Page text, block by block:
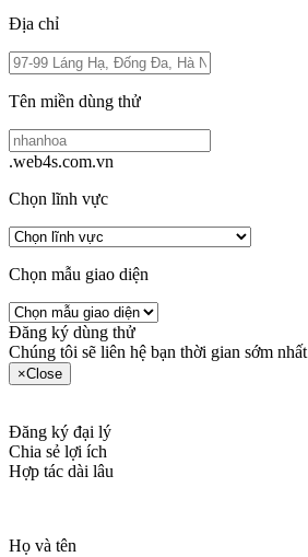
Địa chỉ
Tên miền dùng thử
.web4s.com.vn
Chọn lĩnh vực
Chọn mẫu giao diện
Đăng ký dùng thử
Chúng tôi sẽ liên hệ bạn thời gian sớm nhất
×Close
Đăng ký đại lý
Chia sẻ lợi ích
Hợp tác dài lâu
Họ và tên